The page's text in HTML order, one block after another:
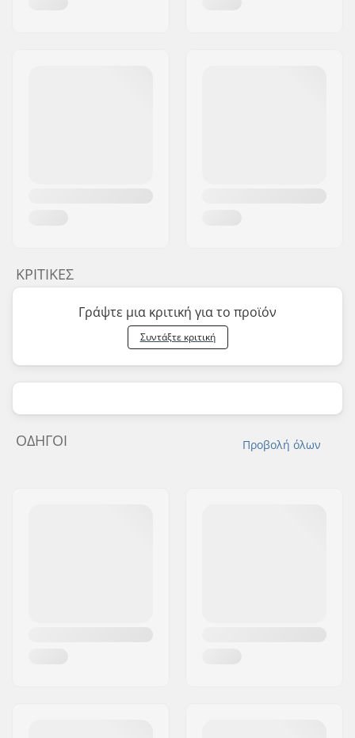
ΚΡΙΤΙΚΈΣ
Γράψτε μια κριτική για το προϊόν
Συντάξτε κριτική
Προβολή όλων
ΟΔΗΓΟΊ